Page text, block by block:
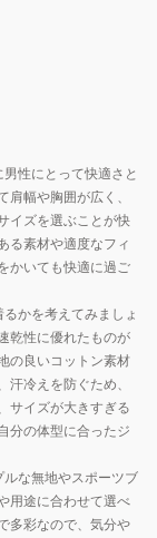
性にとって快適さと
幅や胸囲が広く、
イズを選ぶことが快
る素材や適度なフィ
かいても快適に過ご
かを考えてみましょ
乾性に優れたものが
の良いコットン素材
冷えを防ぐため、
サイズが大きすぎる
分の体型に合ったジ
な無地やスポーツブ
用途に合わせて選べ
多彩なので、気分や